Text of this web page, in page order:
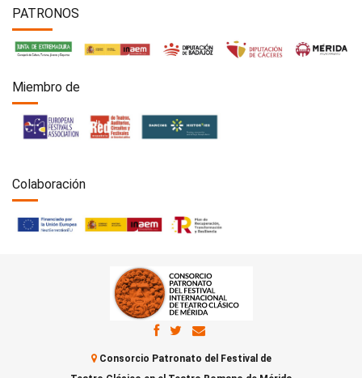
PATRONOS
Miembro de
Colaboración
Consorcio Patronato del Festival de